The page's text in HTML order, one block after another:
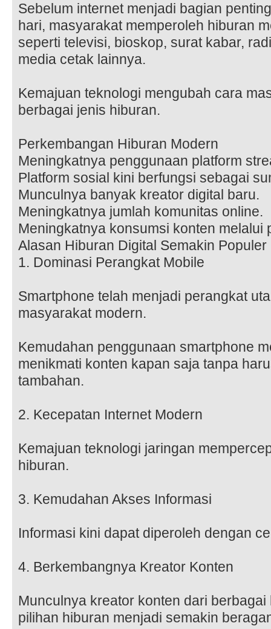
Sebelum internet menjadi bagian
hari, masyarakat memperoleh hiburan
seperti televisi, bioskop, surat kabar,
media cetak lainnya.
Kemajuan teknologi mengubah cara
berbagai jenis hiburan.
Perkembangan Hiburan Modern
Meningkatnya penggunaan platform
Platform sosial kini berfungsi sebagai
Munculnya banyak kreator digital baru.
Meningkatnya jumlah komunitas online.
Meningkatnya konsumsi konten melalui
Alasan Hiburan Digital Semakin Populer
1. Dominasi Perangkat Mobile
Smartphone telah menjadi perangkat
masyarakat modern.
Kemudahan penggunaan smartphone
menikmati konten kapan saja tanpa
tambahan.
2. Kecepatan Internet Modern
Kemajuan teknologi jaringan
hiburan.
3. Kemudahan Akses Informasi
Informasi kini dapat diperoleh dengan
4. Berkembangnya Kreator Konten
Munculnya kreator konten dari
pilihan hiburan menjadi semakin